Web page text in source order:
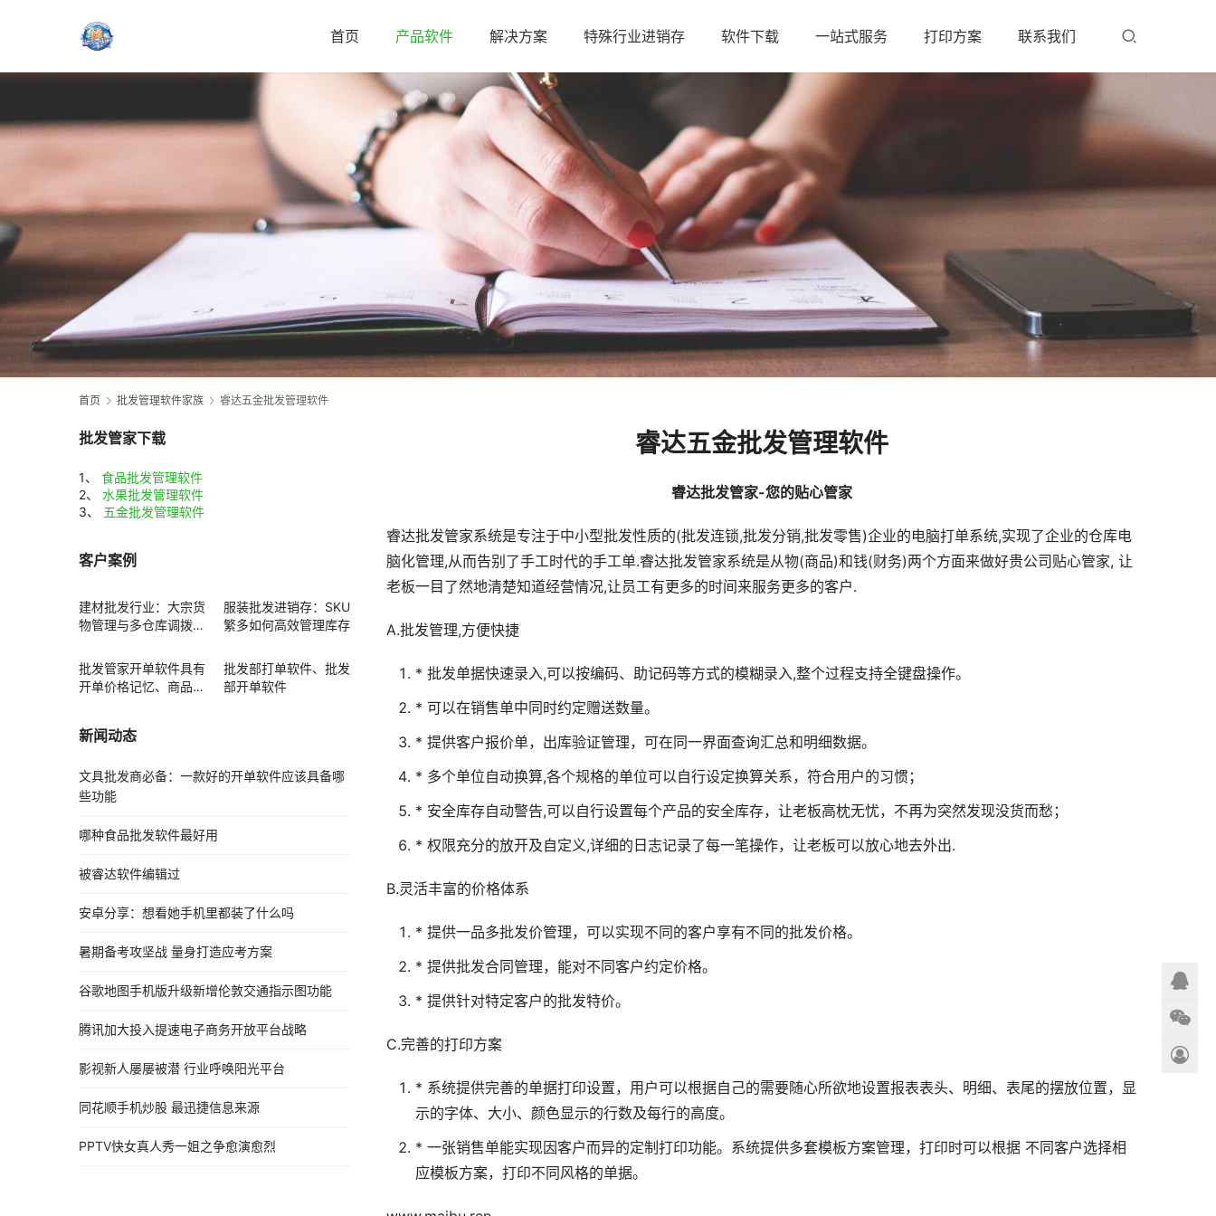
首页 产品软件 解决方案 特殊行业进销存 软件下载 一站式服务 打印方案 联系我们
首页 批发管理软件家族 睿达五金批发管理软件
睿达五金批发管理软件
睿达批发管家-您的贴心管家
睿达批发管家系统是专注于中小型批发性质的(批发连锁,批发分销,批发零售)企业的电脑打单系统,实现了企业的仓库电
脑化管理,从而告别了手工时代的手工单.睿达批发管家系统是从物(商品)和钱(财务)两个方面来做好贵公司贴心管家, 让
老板一目了然地清楚知道经营情况,让员工有更多的时间来服务更多的客户.
A.批发管理,方便快捷
* 批发单据快速录入,可以按编码、助记码等方式的模糊录入,整个过程支持全键盘操作。
* 可以在销售单中同时约定赠送数量。
* 提供客户报价单，出库验证管理，可在同一界面查询汇总和明细数据。
* 多个单位自动换算,各个规格的单位可以自行设定换算关系，符合用户的习惯；
* 安全库存自动警告,可以自行设置每个产品的安全库存，让老板高枕无忧，不再为突然发现没货而愁；
* 权限充分的放开及自定义,详细的日志记录了每一笔操作，让老板可以放心地去外出.
B.灵活丰富的价格体系
* 提供一品多批发价管理，可以实现不同的客户享有不同的批发价格。
* 提供批发合同管理，能对不同客户约定价格。
* 提供针对特定客户的批发特价。
C.完善的打印方案
* 系统提供完善的单据打印设置，用户可以根据自己的需要随心所欲地设置报表表头、明细、表尾的摆放位置，显
示的字体、大小、颜色显示的行数及每行的高度。
* 一张销售单能实现因客户而异的定制打印功能。系统提供多套模板方案管理，打印时可以根据 不同客户选择相
应模板方案，打印不同风格的单据。
批发管家下载
1、 食品批发管理软件
2、 水果批发管理软件
3、 五金批发管理软件
客户案例
建材批发行业：大宗货
物管理与多仓库调拨方
服装批发进销存：SKU
繁多如何高效管理库存
批发管家开单软件具有
开单价格记忆、商品赠
批发部打单软件、批发
部开单软件
新闻动态
文具批发商必备：一款好的开单软件应该具备哪
些功能
哪种食品批发软件最好用
被睿达软件编辑过
安卓分享：想看她手机里都装了什么吗
暑期备考攻坚战 量身打造应考方案
谷歌地图手机版升级新增伦敦交通指示图功能
腾讯加大投入提速电子商务开放平台战略
影视新人屡屡被潜 行业呼唤阳光平台
同花顺手机炒股 最迅捷信息来源
PPTV快女真人秀一姐之争愈演愈烈